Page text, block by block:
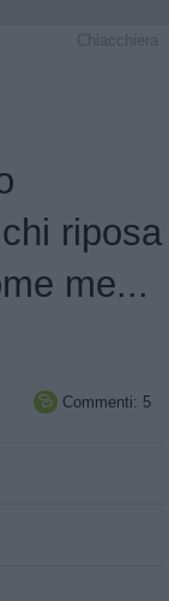
Chiacchiera
riposa
me...
 Commenti: 5